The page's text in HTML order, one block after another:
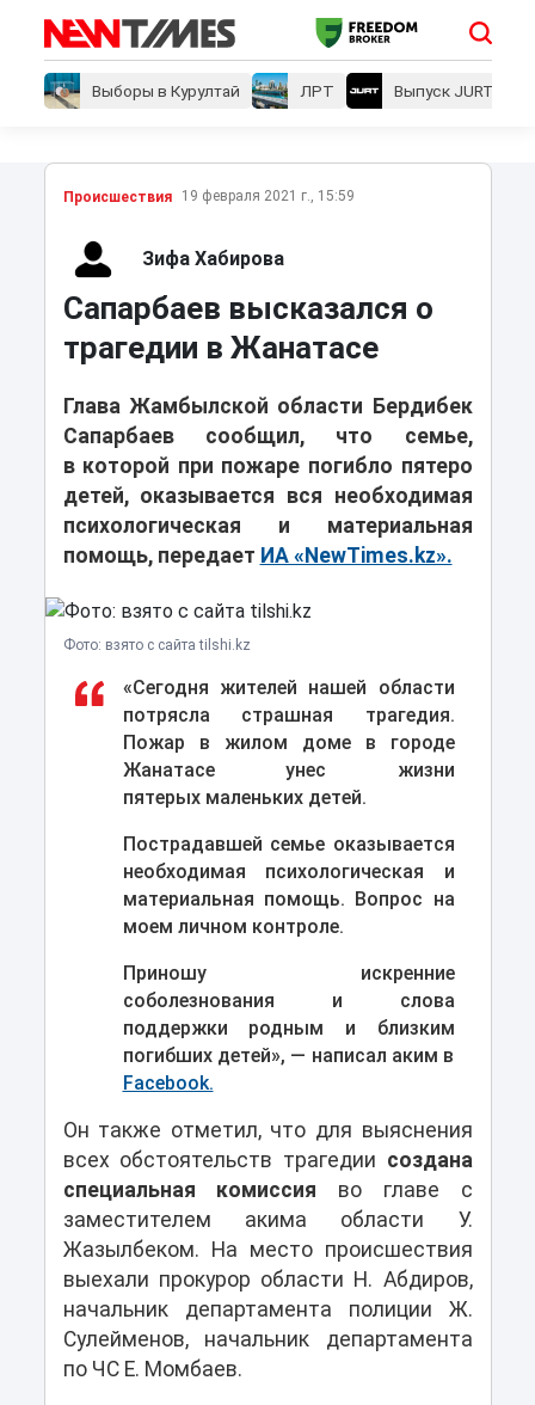
Выборы в Курултай ЛРТ Выпуск JURT
Проиcшествия 19 февраля 2021 г., 15:59
Зифа Хабирова
Сапарбаев высказался о
трагедии в Жанатасе
Глава Жамбылской области Бердибек
Сапарбаев сообщил, что семье,
в которой при пожаре погибло пятеро
детей, оказывается вся необходимая
психологическая и материальная
помощь, передает ИА «NewTimes.kz».
Фото: взято с сайта tilshi.kz
«Сегодня жителей нашей области
потрясла страшная трагедия.
Пожар в жилом доме в городе
Жанатасе унес жизни
пятерых маленьких детей.
Пострадавшей семье оказывается
необходимая психологическая и
материальная помощь. Вопрос на
моем личном контроле.
Приношу искренние
соболезнования и слова
поддержки родным и близким
погибших детей», — написал аким в
Facebook.
Он также отметил, что для выяснения
всех обстоятельств трагедии создана
специальная комиссия во главе с
заместителем акима области У.
Жазылбеком. На место происшествия
выехали прокурор области Н. Абдиров,
начальник департамента полиции Ж.
Сулейменов, начальник департамента
по ЧС Е. Момбаев.